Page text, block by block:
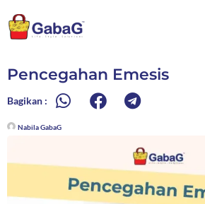
ke
konten
Pencegahan Emesis
Bagikan :
Nabila GabaG